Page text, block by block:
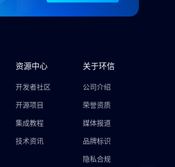
资源中心
开发者社区
开源项目
集成教程
技术资讯
关于环信
公司介绍
荣誉资质
媒体报道
品牌标识
隐私合规